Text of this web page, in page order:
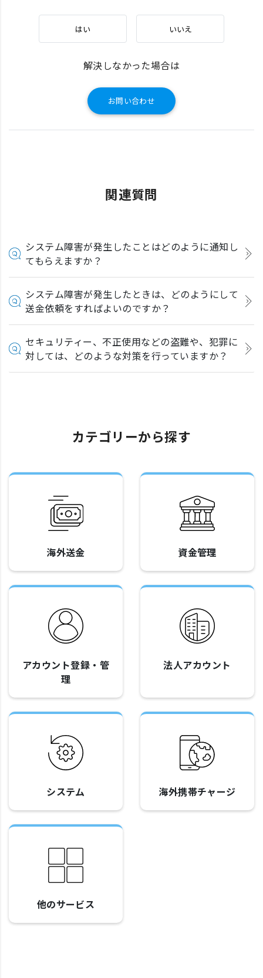
はい いいえ
解決しなかった場合は
お問い合わせ
関連質問
システム障害が発生したことはどのように通知し
てもらえますか？
システム障害が発生したときは、どのようにして
送金依頼をすればよいのですか？
セキュリティー、不正使用などの盗難や、犯罪に
対しては、どのような対策を行っていますか？
カテゴリーから探す
海外送金 資金管理
アカウント登録・管
理
法人アカウント
システム 海外携帯チャージ
他のサービス